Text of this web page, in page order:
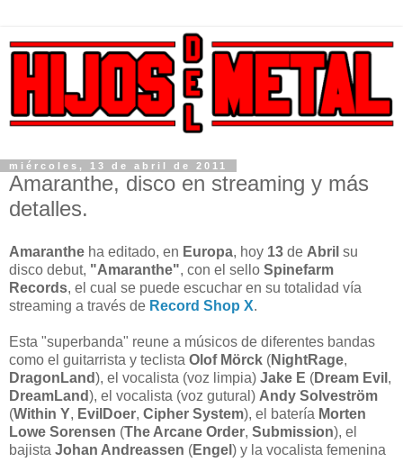
miércoles, 13 de abril de 2011
Amaranthe, disco en streaming y más
detalles.
Amaranthe ha editado, en Europa, hoy 13 de Abril su
disco debut, "Amaranthe", con el sello Spinefarm
Records, el cual se puede escuchar en su totalidad vía
streaming a través de Record Shop X.
Esta "superbanda" reune a músicos de diferentes bandas
como el guitarrista y teclista Olof Mörck (NightRage,
DragonLand), el vocalista (voz limpia) Jake E (Dream Evil ,
DreamLand), el vocalista (voz gutural) Andy Solveström
(Within Y, EvilDoer, Cipher System), el batería Morten
Lowe Sorensen (The Arcane Order, Submission), el
bajista Johan Andreassen (Engel ) y la vocalista femenina